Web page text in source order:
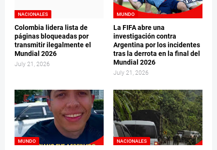
NACIONALES
Colombia lidera lista de
páginas bloqueadas por
transmitir ilegalmente el
Mundial 2026
July 21, 2026
MUNDO
La FIFA abre una
investigación contra
Argentina por los incidentes
tras la derrota en la final del
Mundial 2026
July 21, 2026
MUNDO NACIONALES